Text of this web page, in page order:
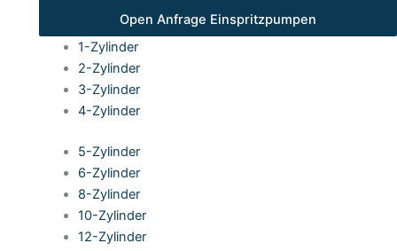
Open Anfrage Einspritzpumpen
1-Zylinder
2-Zylinder
3-Zylinder
4-Zylinder
5-Zylinder
6-Zylinder
8-Zylinder
10-Zylinder
12-Zylinder